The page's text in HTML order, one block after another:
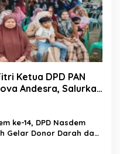
Ketua DPD PAN
Andesra, Salurkan
Masyarakat
ke-14, DPD Nasdem
Gelar Donor Darah dan
Gratis